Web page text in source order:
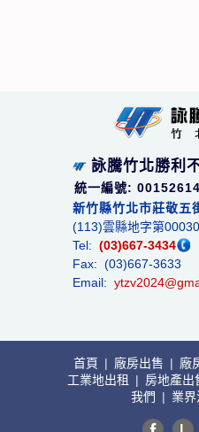
詠騰竹北勝利
統一編號: 00152614
新竹縣竹北市莊敬五
(113)雲縣地字第
Tel: (03)667-3434
Fax: (03)667-3633
Email:
首頁 | 廠房出售 | 廠
工業地出租
| 房地產出
我們
| 業界